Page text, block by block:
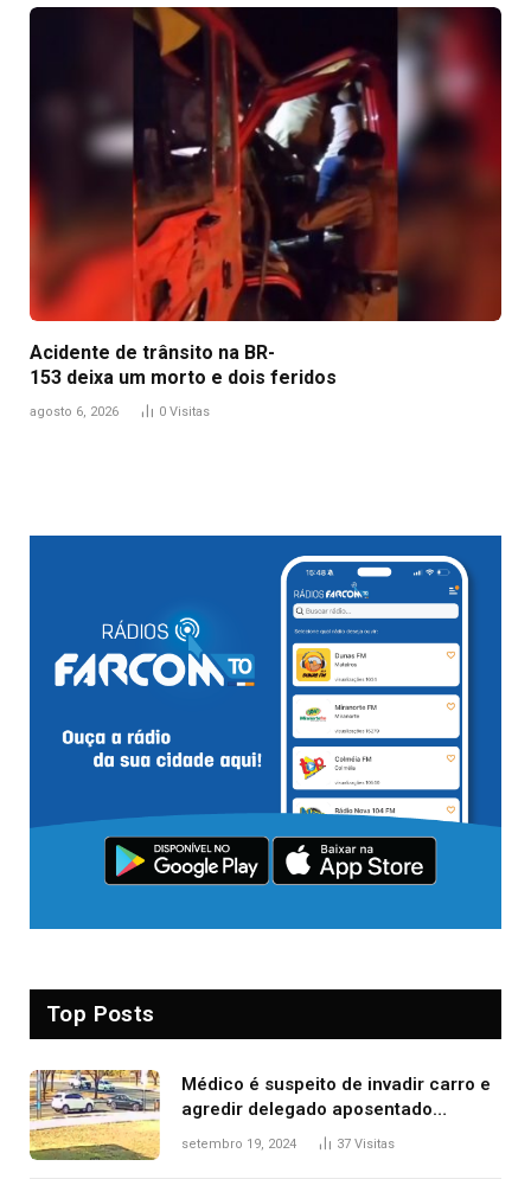
Acidente de trânsito na BR-
153 deixa um morto e dois feridos
agosto 6, 2026 0 Visitas
Top Posts
Médico é suspeito de invadir carro e
agredir delegado aposentado
durante confusão no trânsito
setembro 19, 2024 37 Visitas